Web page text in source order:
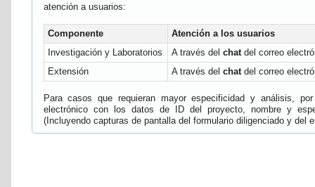
atención a usuarios:
Componente
Atención a los usuarios
Investigación y Laboratorios
A través del chatdel correo
Extensión
A través del chatdel correo
Para casos que requieran mayor especificidad y análisis,
electrónico con los datos de ID del proyecto, nombre y
(Incluyendo capturas de pantalla del formulario diligenciado y del